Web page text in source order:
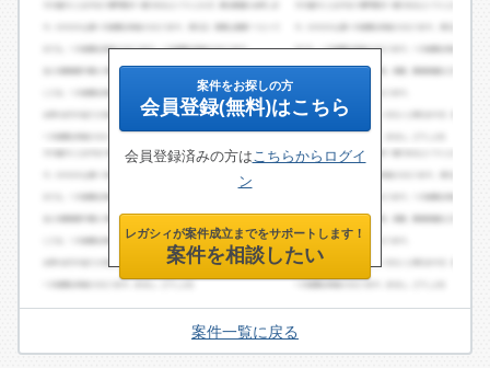
案件をお探しの方
会員登録(無料)はこちら
会員登録済みの方はこちらからログイ
ン
レガシィが案件成立までをサポートします！
案件を相談したい
案件一覧に戻る